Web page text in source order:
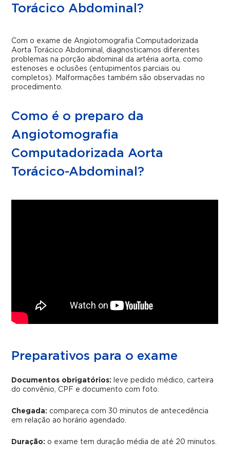
Torácico Abdominal?
Com o exame de Angiotomografia Computadorizada
Aorta Torácico Abdominal, diagnosticamos diferentes
problemas na porção abdominal da artéria aorta, como
estenoses e oclusões (entupimentos parciais ou
completos). Malformações também são observadas no
procedimento.
Como é o preparo da
Angiotomografia
Computadorizada Aorta
Torácico-Abdominal?
Preparativos para o exame
Documentos obrigatórios:
leve pedido médico, carteira
do convênio, CPF e documento com foto.
Chegada: compareça com 30 minutos de antecedência
em relação ao horário agendado.
Duração: o exame tem duração média de até 20 minutos.